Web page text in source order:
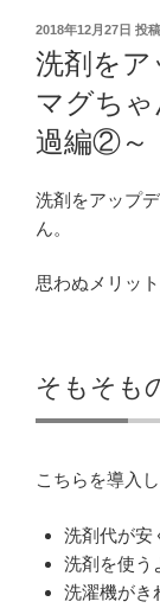
投
稿
日:
2018年12月27日 投
洗剤を
マグち
過編②～
洗剤をアップ
ん。
思わぬメリッ
そもそも
こちらを導入
洗剤代が安
洗剤を使う
洗濯機がき